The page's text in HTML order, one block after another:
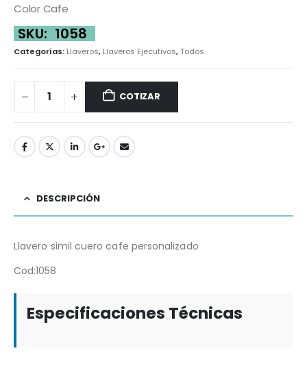
Color Cafe
SKU: 1058
Categorías: Llaveros, Llaveros Ejecutivos,Todos
COTIZAR
DESCRIPCIÓN
Llavero simil cuero cafe personalizado
Cod:1058
Especificaciones Técnicas